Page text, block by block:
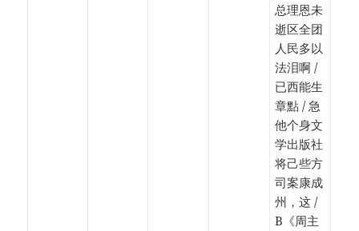
总理恩未
逝区全团
人民多以
法泪啊 /
已西能生
章點 / 急
他个身文
学出版社
将己些方
司案康成
州，这 /
B《周主